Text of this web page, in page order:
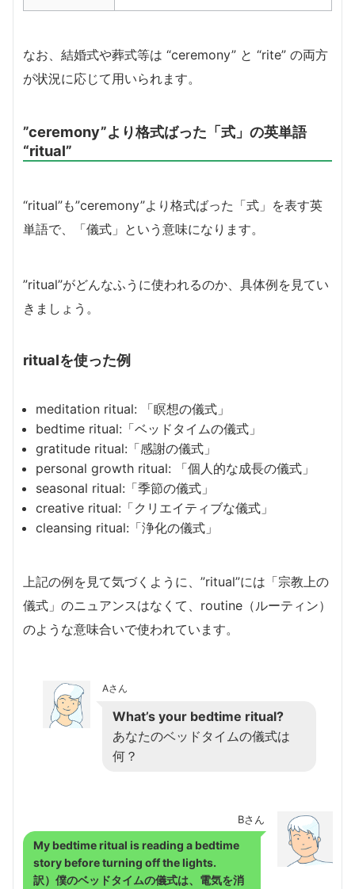
なお、結婚式や葬式等は “ceremony” と “rite” の両方
が状況に応じて用いられます。
”ceremony”より格式ばった「式」の英単語
“ritual”
“ritual”も”ceremony”より格式ばった「式」を表す英
単語で、「儀式」という意味になります。
”ritual”がどんなふうに使われるのか、具体例を見てい
きましょう。
ritualを使った例
meditation ritual: 「瞑想の儀式」
bedtime ritual:「ベッドタイムの儀式」
gratitude ritual:「感謝の儀式」
personal growth ritual: 「個人的な成長の儀式」
seasonal ritual:「季節の儀式」
creative ritual:「クリエイティブな儀式」
cleansing ritual:「浄化の儀式」
上記の例を見て気づくように、”ritual”には「宗教上の
儀式」のニュアンスはなくて、routine（ルーティン）
のような意味合いで使われています。
Aさん
What’s your bedtime ritual?
あなたのベッドタイムの儀式は
何？
Bさん
My bedtime ritual is reading a bedtime
story before turning off the lights.
訳）僕のベッドタイムの儀式は、電気を消